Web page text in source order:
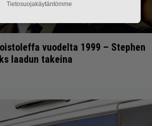
vuodelta 1999 – Stephen
laadun takeina
Tietosuojakäytäntömme